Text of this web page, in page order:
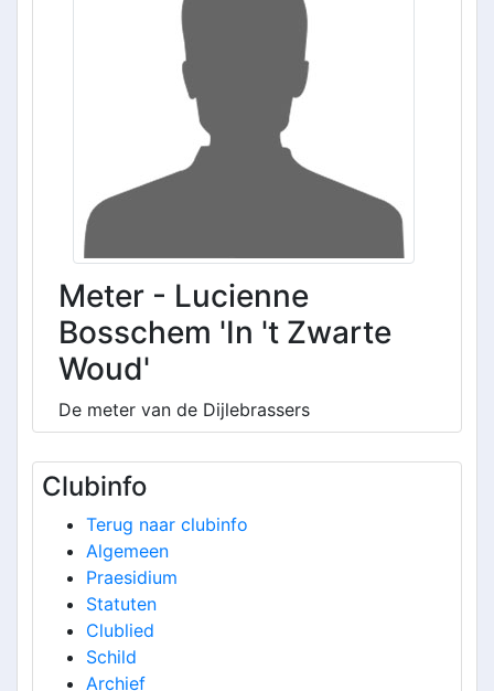
Meter - Lucienne
Bosschem 'In 't Zwarte
Woud'
De meter van de Dijlebrassers
Clubinfo
Terug naar clubinfo
Algemeen
Praesidium
Statuten
Clublied
Schild
Archief